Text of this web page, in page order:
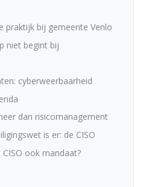
praktijk bij gemeente Venlo
niet begint bij
cyberweerbaarheid
dan risicomanagement
is er: de CISO
ook mandaat?